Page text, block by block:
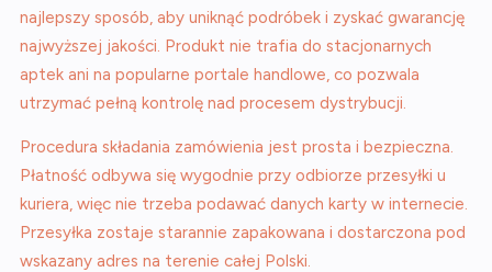
najlepszy sposób, aby uniknąć podróbek i zyskać gwarancję
najwyższej jakości. Produkt nie trafia do stacjonarnych
aptek ani na popularne portale handlowe, co pozwala
utrzymać pełną kontrolę nad procesem dystrybucji.
Procedura składania zamówienia jest prosta i bezpieczna.
Płatność odbywa się wygodnie przy odbiorze przesyłki u
kuriera, więc nie trzeba podawać danych karty w internecie.
Przesyłka zostaje starannie zapakowana i dostarczona pod
wskazany adres na terenie całej Polski.